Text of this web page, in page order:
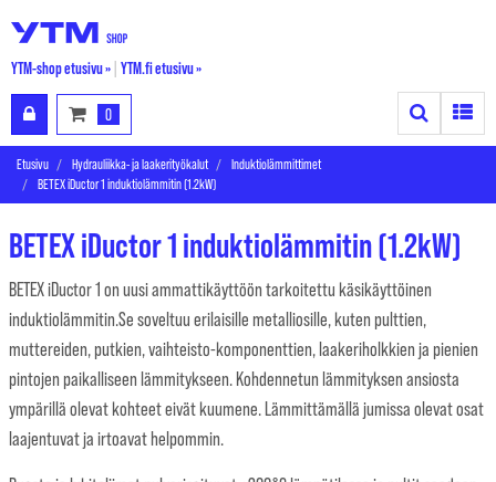
YTM-shop etusivu » YTM.fi etusivu »
0 Search
Etusivu Hydrauliikka- ja laakerityökalut
Induktiolämmittimet
BETEX iDuctor 1 induktiolämmitin (1.2kW)
BETEX iDuctor 1 induktiolämmitin (1.2kW)
BETEX iDuctor 1 on uusi ammattikäyttöön tarkoitettu käsikäyttöinen
induktiolämmitin.Se soveltuu erilaisille metalliosille, kuten pulttien,
muttereiden, putkien, vaihteisto-komponenttien, laakeriholkkien ja pienien
pintojen paikalliseen lämmitykseen. Kohdennetun lämmityksen ansiosta
ympärillä olevat kohteet eivät kuumene. Lämmittämällä jumissa olevat osat
laajentuvat ja irtoavat helpommin.